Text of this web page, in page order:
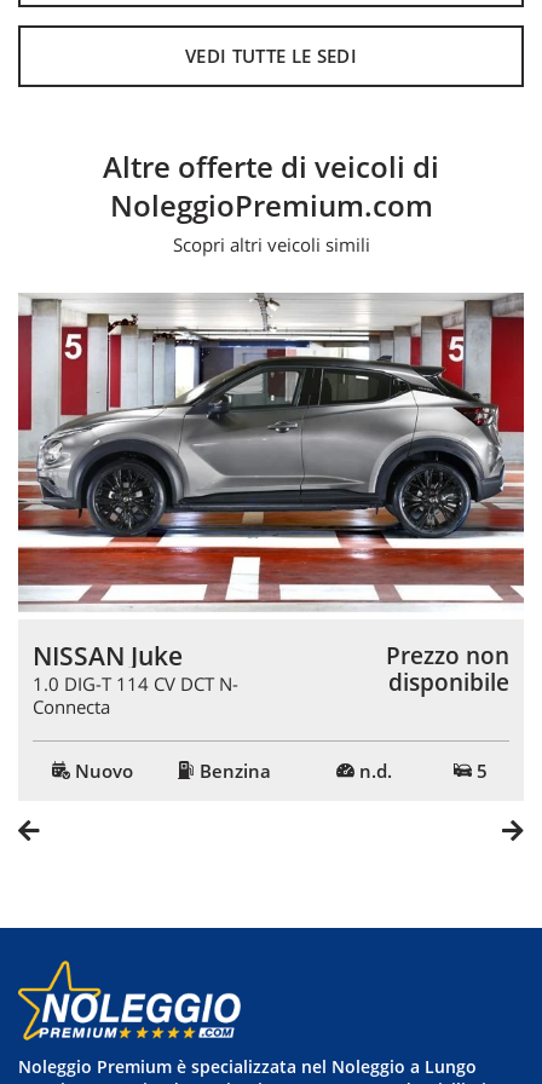
Ci potete contattare nei nostri due concessionari
Ufficiali VOLVO trovando, soluzioni uniche e
A Modena al numero: 059-363473
A Reggio Emilia al numero: 0522-934112
VEDI TUTTE LE SEDI
Altre offerte di veicoli di
NoleggioPremium.com
Scopri altri veicoli simili
NISSAN Juke
1.0 DIG-T 114 CV DCT N-
Connecta
Prezzo non
disponibile
Nuovo Benzina n.d. 5
Noleggio Premium è specializzata nel Noleggio a Lungo